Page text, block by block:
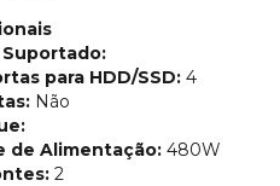
Suportado:
para HDD/SSD: 4
Não
de Alimentação: 480W
2